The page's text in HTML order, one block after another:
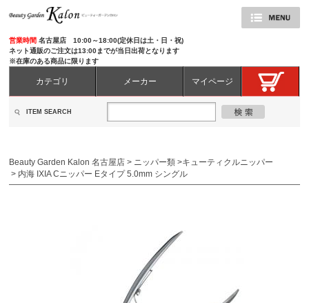
営業時間名古屋店 10:00～18:00(定休日は土・日・祝)
ネット通販のご注文は13:00までが当日出荷となります
※在庫のある商品に限ります
カテゴリ メーカー マイページ
ITEM SEARCH
Beauty Garden Kalon 名古屋店 > ニッパー類 >キューティクルニッパー
> 内海 IXIA Cニッパー Eタイプ 5.0mm シングル